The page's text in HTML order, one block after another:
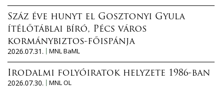
Száz éve hunyt el Gosztonyi Gyula
ítélőtáblai bíró, Pécs város
kormánybiztos-főispánja
2026.07.31.
MNL BaML
Irodalmi folyóiratok helyzete 1986-ban
2026.07.30.
MNL OL